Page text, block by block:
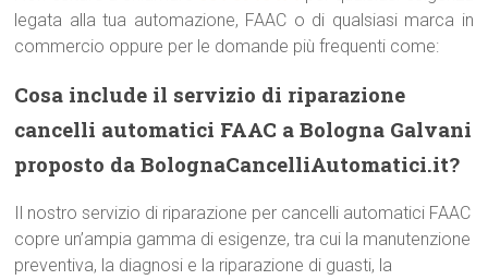
legata alla tua automazione, FAAC o di qualsiasi marca in
commercio oppure per le domande più frequenti come:
Cosa include il servizio di riparazione
cancelli automatici FAAC a Bologna Galvani
proposto da BolognaCancelliAutomatici.it?
Il nostro servizio di riparazione per cancelli automatici FAAC
copre un’ampia gamma di esigenze, tra cui la manutenzione
preventiva, la diagnosi e la riparazione di guasti, la